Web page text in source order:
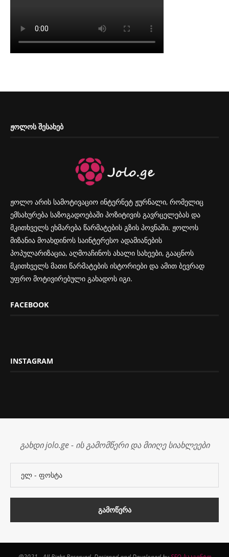
ᲟᲝᲚᲝᲡ ᲨᲔᲡᲐᲮᲔᲑ
ჟოლო არის სამოტივაციო ინტერნეტ ჟურნალი, რომელიც
ემსახურება საზოგადოებაში პოზიტივის გავრცელებას და
მკითხველს ეხმარება წარმატების გზის პოვნაში. ჟოლოს
მიზანია მოახდინოს საინტერესო ადამიანების
პოპულარიზაცია, აღმოაჩინოს ახალი სახეები, გააცნოს
მკითხველს მათი წარმატების ისტორიები და ამით ბევრად
უფრო მოტივირებული გახადოს იგი.
FACEBOOK
INSTAGRAM
გახდი jolo.ge - ის გამომწერი და მიიღე სიახლეები